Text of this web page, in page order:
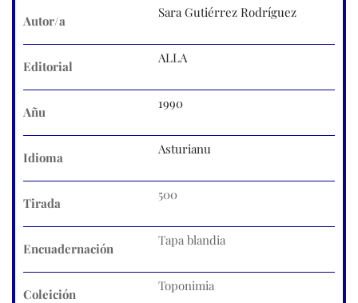
Autor/a
Sara Gutiérrez Rodríguez
Editorial
ALLA
Añu
1990
Idioma
Asturianu
Tirada
500
Encuadernación
Tapa blandia
Coleición
Toponimia